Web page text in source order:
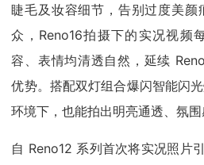
睫毛及妆容细节，告别过度美颜
众，Reno16拍摄下的实况视频
容、表情均清透自然，延续
优势。搭配双灯组合爆闪智能闪
环境下，也能拍出明亮通透、氛围
自 Reno12 系列首次将实况照片